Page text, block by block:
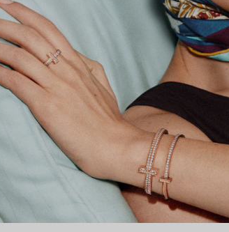
Prenezrendez-vous avec un expert